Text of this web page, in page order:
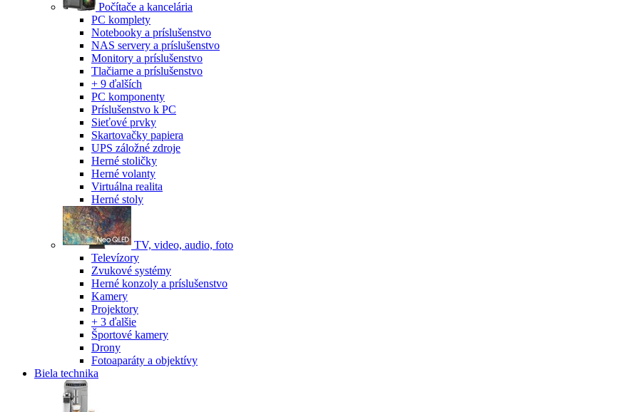
Počítače a kancelária
PC komplety
Notebooky a príslušenstvo
NAS servery a príslušenstvo
Monitory a príslušenstvo
Tlačiarne a príslušenstvo
+ 9 ďalších
PC komponenty
Príslušenstvo k PC
Sieťové prvky
Skartovačky papiera
UPS záložné zdroje
Herné stoličky
Herné volanty
Virtuálna realita
Herné stoly
TV, video, audio, foto
Televízory
Zvukové systémy
Herné konzoly a príslušenstvo
Kamery
Projektory
+ 3 ďalšie
Športové kamery
Drony
Fotoaparáty a objektívy
Biela technika